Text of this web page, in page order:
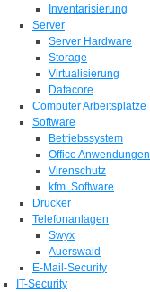
Inventarisierung
Server
Server Hardware
Storage
Virtualisierung
Datacore
Computer Arbeitsplätze
Software
Betriebssystem
Office Anwendungen
Virenschutz
kfm. Software
Drucker
Telefonanlagen
Swyx
Auerswald
E-Mail-Security
IT-Security